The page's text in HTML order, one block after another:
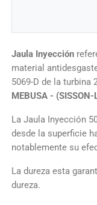
Jaula Inyección
material
5069-D de la turbina
MEBUSA -
La Jaula Inyección
desde la superficie
notablemente su
La dureza esta
dureza.